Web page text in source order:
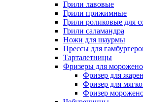
Грили лавовые
Грили прижимные
Грили роликовые для
Грили саламандра
Ножи для шаурмы
Прессы для
Тарталетницы
Фризеры для
Фризер для
Фризер для
Фризер